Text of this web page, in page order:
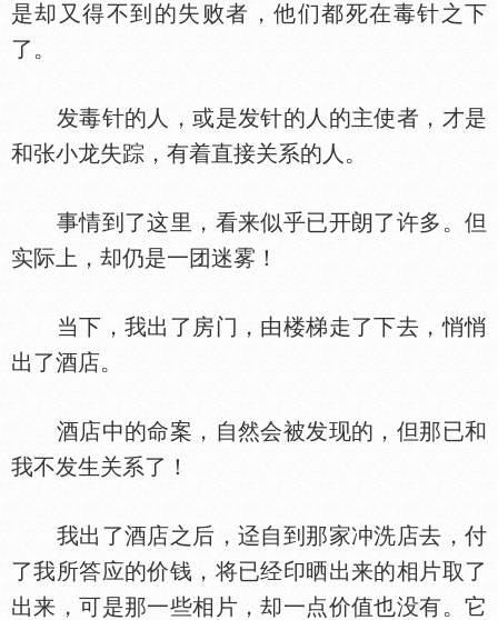
是却又得不到的失败者，他们都死在毒针之下
了。
发毒针的人，或是发针的人的主使者，才是
和张小龙失踪，有着直接关系的人。
事情到了这里，看来似乎已开朗了许多。但
实际上，却仍是一团迷雾！
当下，我出了房门，由楼梯走了下去，悄悄
出了酒店。
酒店中的命案，自然会被发现的，但那已和
我不发生关系了！
我出了酒店之后，迳自到那家冲洗店去，付
了我所答应的价钱，将已经印晒出来的相片取了
出来，可是那一些相片，却一点价值也没有。它